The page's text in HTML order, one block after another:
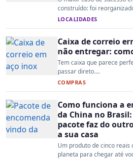
construído: foi
LOCALIDADES
Caixa de correio
não entregar:
Tem caixa que parece
passar direto....
COMPRAS
Como funciona a
da China no
pacote faz do
a sua casa
Um produto de cinco
planeta para chegar até